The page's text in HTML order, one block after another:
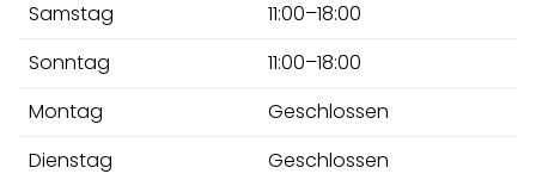
Samstag
11:00–18:00
Sonntag
11:00–18:00
Montag
Geschlossen
Dienstag
Geschlossen